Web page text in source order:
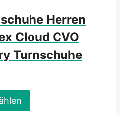
Herren
Cloud CVO
Turnschuhe